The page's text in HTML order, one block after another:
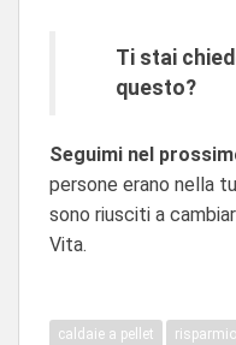
Ti stai
questo?
Seguimi nel
persone erano nella
sono riusciti a
Vita.
caldaie a pellet